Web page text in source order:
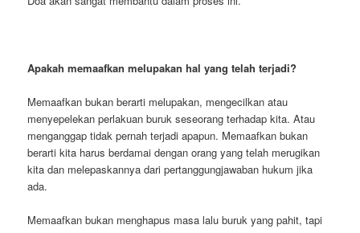
Apakah memaafkan melupakan hal yang telah terjadi?
Memaafkan bukan berarti melupakan, mengecilkan atau
menyepelekan perlakuan buruk seseorang terhadap kita. Atau
menganggap tidak pernah terjadi apapun. Memaafkan bukan
berarti kita harus berdamai dengan orang yang telah merugikan
kita dan melepaskannya dari pertanggungjawaban hukum jika
ada.
Memaafkan bukan menghapus masa lalu buruk yang pahit, tapi